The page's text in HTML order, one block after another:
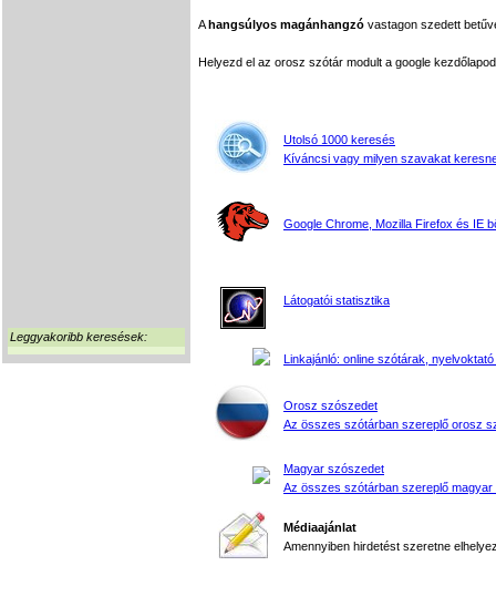
Leggyakoribb keresések:
Ahangsúlyos magánhangzó vastagon szedett
Helyezd el az orosz szótár modult a google
Utolsó 1000 keresés
Kíváncsi vagy milyen szavakat
Google Chrome, Mozilla Firefox és IE
Látogatói statisztika
Linkajánló: online szótárak, nyelvoktató
Orosz szószedet
Az összes szótárban szereplő orosz
Magyar szószedet
Az összes szótárban szereplő magyar
Médiaajánlat
Amennyiben hirdetést szeretne